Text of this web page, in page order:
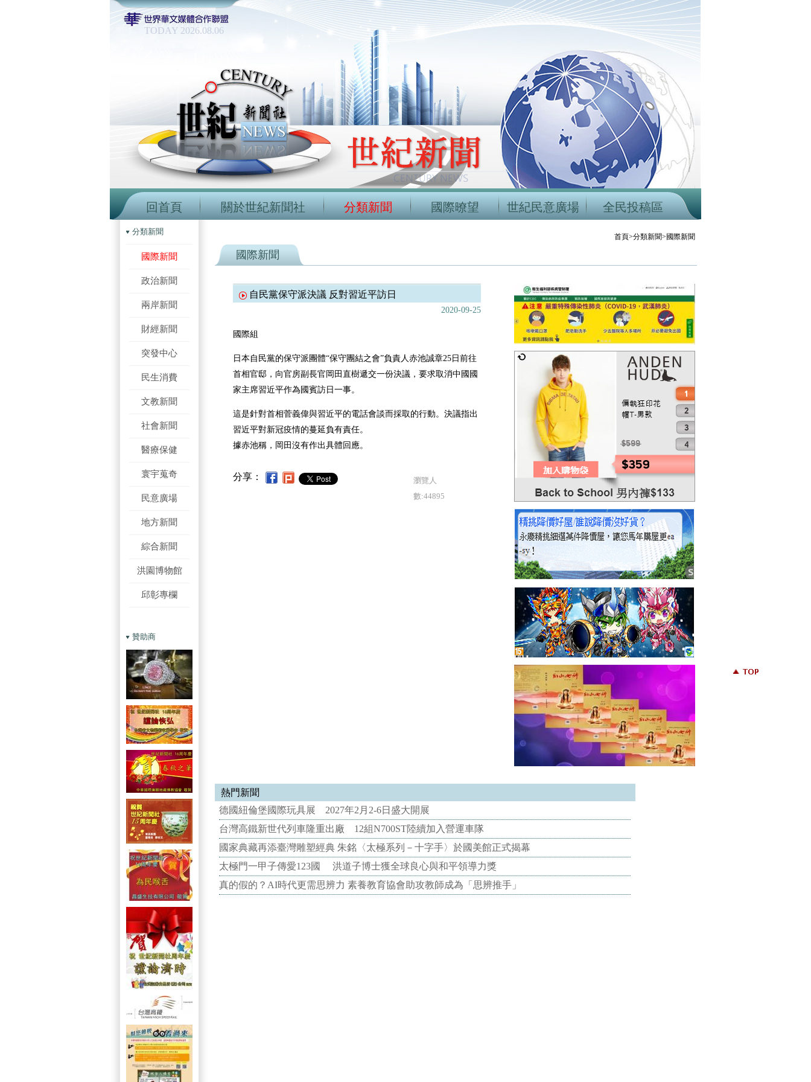
TODAY 2026.08.06
回首頁 關於世紀新聞社 分類新聞 國際暸望 世紀民意廣場 全民投稿區
分類新聞
國際新聞
政治新聞
兩岸新聞
財經新聞
突發中心
民生消費
文教新聞
社會新聞
醫療保健
寰宇蒐奇
民意廣場
地方新聞
綜合新聞
洪園博物館
邱彰專欄
贊助商
首頁>分類新聞>國際新聞
國際新聞
自民黨保守派決議 反對習近平訪日
2020-09-25
國際組
日本自民黨的保守派團體“保守團結之會”負責人赤池誠章25日前往
首相官邸，向官房副長官岡田直樹遞交一份決議，要求取消中國國
家主席習近平作為國賓訪日一事。
這是針對首相菅義偉與習近平的電話會談而採取的行動。決議指出
習近平對新冠疫情的蔓延負有責任。
據赤池稱，岡田沒有作出具體回應。
分享：
瀏覽人
數:44895
熱門新聞
德國紐倫堡國際玩具展 2027年2月2-6日盛大開展
台灣高鐵新世代列車隆重出廠 12組N700ST陸續加入營運車隊
國家典藏再添臺灣雕塑經典 朱銘〈太極系列－十字手〉於國美館正式揭幕
太極門一甲子傳愛123國 洪道子博士獲全球良心與和平領導力獎
真的假的？AI時代更需思辨力 素養教育協會助攻教師成為「思辨推手」